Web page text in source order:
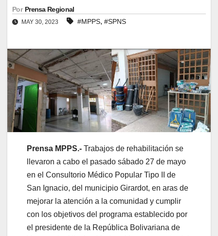
Por Prensa Regional
MAY 30, 2023 #MPPS, #SPNS
Prensa MPPS.- Trabajos de rehabilitación se
llevaron a cabo el pasado sábado 27 de mayo
en el Consultorio Médico Popular Tipo II de
San Ignacio, del municipio Girardot, en aras de
mejorar la atención a la comunidad y cumplir
con los objetivos del programa establecido por
el presidente de la República Bolivariana de